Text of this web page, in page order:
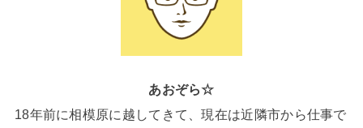
あおぞら☆
18年前に相模原に越してきて、現在は近隣市から仕事で